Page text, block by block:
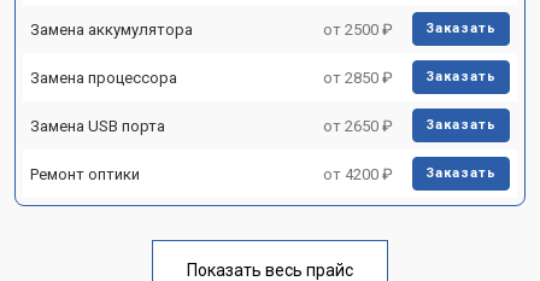
Замена аккумулятора от 2500 ₽ Заказать
Замена процессора от 2850 ₽ Заказать
Замена USB порта от 2650 ₽ Заказать
Ремонт оптики от 4200 ₽ Заказать
Показать весь прайс